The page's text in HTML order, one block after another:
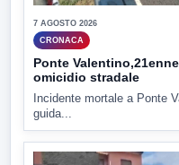
7 AGOSTO 2026
CRONACA
Ponte
omicidio stradale
Incidente mortale a Ponte
guida...